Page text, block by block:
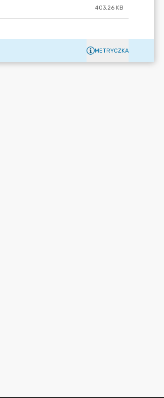
403.26 KB
METRYCZKA